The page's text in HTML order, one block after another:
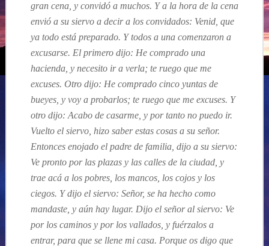
gran cena, y convidó a muchos. Y a la hora de la cena
envió a su siervo a decir a los convidados: Venid, que
ya todo está preparado. Y todos a una comenzaron a
excusarse. El primero dijo: He comprado una
hacienda, y necesito ir a verla; te ruego que me
excuses. Otro dijo: He comprado cinco yuntas de
bueyes, y voy a probarlos; te ruego que me excuses. Y
otro dijo: Acabo de casarme, y por tanto no puedo ir.
Vuelto el siervo, hizo saber estas cosas a su señor.
Entonces enojado el padre de familia, dijo a su siervo:
Ve pronto por las plazas y las calles de la ciudad, y
trae acá a los pobres, los mancos, los cojos y los
ciegos. Y dijo el siervo: Señor, se ha hecho como
mandaste, y aún hay lugar. Dijo el señor al siervo: Ve
por los caminos y por los vallados, y fuérzalos a
entrar, para que se llene mi casa. Porque os digo que